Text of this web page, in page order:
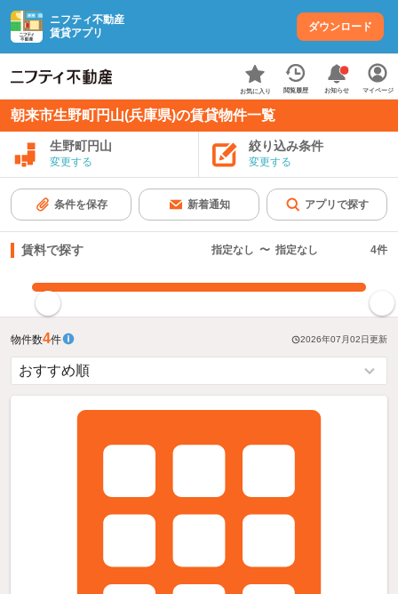
ニフティ不動産
賃貸アプリ
ダウンロード
お気に入り 閲覧履歴 お知らせ マイページ
朝来市生野町円山(兵庫県)の賃貸物件一覧
生野町円山
変更する
絞り込み条件
変更する
条件を保存 新着通知 アプリで探す
賃料で探す 指定なし 〜 指定なし 4件
物件数4件 2026年07月02日更新